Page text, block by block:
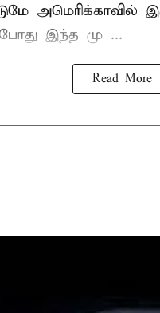
அமெரிக்காவில்
இந்த மு ...
Read More